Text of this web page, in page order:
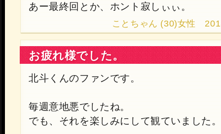
あー最終回とか、ホント寂しぃぃ。
ことちゃん (30)女性
お疲れ様でした。
北斗くんのファンです。
毎週意地悪でしたね。
でも、それを楽しみにして観ていました